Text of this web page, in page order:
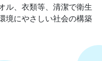
ル、衣類等、清潔で衛生
境にやさしい社会の構築